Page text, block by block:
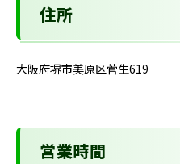
住所
大阪府堺市美原区菅生619
営業時間